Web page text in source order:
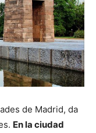
de Madrid, da
En la ciudad